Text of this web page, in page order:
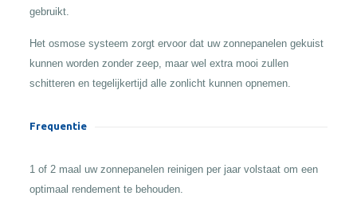
gebruikt.
Het osmose systeem zorgt ervoor dat uw zonnepanelen gekuist
kunnen worden zonder zeep, maar wel extra mooi zullen
schitteren en tegelijkertijd alle zonlicht kunnen opnemen.
Frequentie
1 of 2 maal uw zonnepanelen reinigen per jaar volstaat om een
optimaal rendement te behouden.